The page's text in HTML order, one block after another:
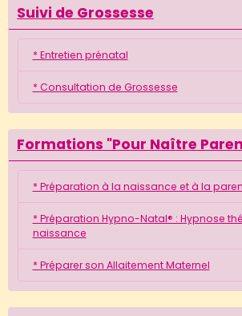
Suivi de Grossesse
* Entretien prénatal
* Consultation de Grossesse
Formations "Pour Naître
* Préparation à la naissance et à la
* Préparation Hypno-Natal® : Hypnose
naissance
* Préparer son Allaitement Maternel